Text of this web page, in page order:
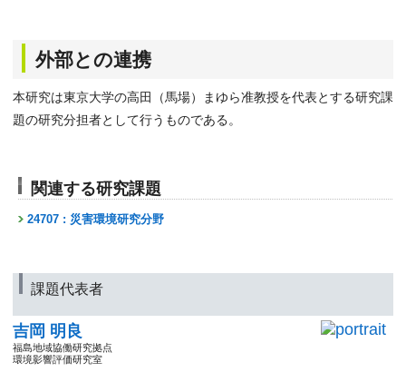
外部との連携
本研究は東京大学の高田（馬場）まゆら准教授を代表とする研究課
題の研究分担者として行うものである。
関連する研究課題
24707 : 災害環境研究分野
課題代表者
吉岡 明良
福島地域協働研究拠点
環境影響評価研究室